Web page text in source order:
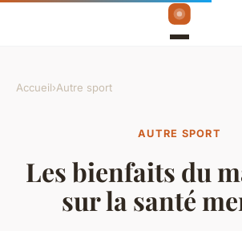
Accueil›Autre sport
AUTRE SPORT
Les bienfaits du
sur la santé